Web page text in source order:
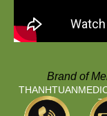
Brand of